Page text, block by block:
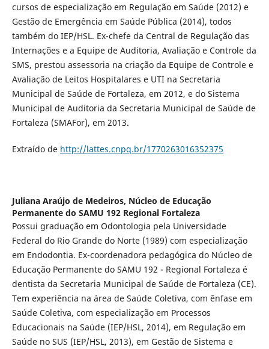
cursos de especialização em Regulação em Saúde (2012) e
Gestão de Emergência em Saúde Pública (2014), todos
também do IEP/HSL. Ex-chefe da Central de Regulação das
Internações e a Equipe de Auditoria, Avaliação e Controle da
SMS, prestou assessoria na criação da Equipe de Controle e
Avaliação de Leitos Hospitalares e UTI na Secretaria
Municipal de Saúde de Fortaleza, em 2012, e do Sistema
Municipal de Auditoria da Secretaria Municipal de Saúde de
Fortaleza (SMAFor), em 2013.
Extraído de http://lattes.cnpq.br/1770263016352375
Juliana Araújo de Medeiros, Núcleo de Educação
Permanente do SAMU 192 Regional Fortaleza
Possui graduação em Odontologia pela Universidade
Federal do Rio Grande do Norte (1989) com especialização
em Endodontia. Ex-coordenadora pedagógica do Núcleo de
Educação Permanente do SAMU 192 - Regional Fortaleza é
dentista da Secretaria Municipal de Saúde de Fortaleza (CE).
Tem experiência na área de Saúde Coletiva, com ênfase em
Saúde Coletiva, com especialização em Processos
Educacionais na Saúde (IEP/HSL, 2014), em Regulação em
Saúde no SUS (IEP/HSL, 2013), em Gestão de Sistema e